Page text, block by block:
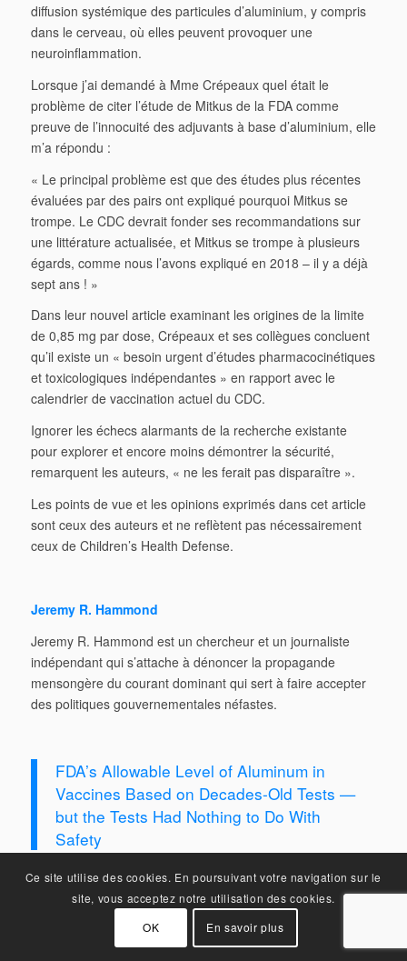
diffusion systémique des particules d’aluminium, y compris
dans le cerveau, où elles peuvent provoquer une
neuroinflammation.
Lorsque j’ai demandé à Mme Crépeaux quel était le
problème de citer l’étude de Mitkus de la FDA comme
preuve de l’innocuité des adjuvants à base d’aluminium, elle
m’a répondu :
« Le principal problème est que des études plus récentes
évaluées par des pairs ont expliqué pourquoi Mitkus se
trompe. Le CDC devrait fonder ses recommandations sur
une littérature actualisée, et Mitkus se trompe à plusieurs
égards, comme nous l’avons expliqué en 2018 – il y a déjà
sept ans ! »
Dans leur nouvel article examinant les origines de la limite
de 0,85 mg par dose, Crépeaux et ses collègues concluent
qu’il existe un « besoin urgent d’études pharmacocinétiques
et toxicologiques indépendantes » en rapport avec le
calendrier de vaccination actuel du CDC.
Ignorer les échecs alarmants de la recherche existante
pour explorer et encore moins démontrer la sécurité,
remarquent les auteurs, « ne les ferait pas disparaître ».
Les points de vue et les opinions exprimés dans cet article
sont ceux des auteurs et ne reflètent pas nécessairement
ceux de Children’s Health Defense.
Jeremy R. Hammond
Jeremy R. Hammond est un chercheur et un journaliste
indépendant qui s’attache à dénoncer la propagande
mensongère du courant dominant qui sert à faire accepter
des politiques gouvernementales néfastes.
FDA’s Allowable Level of Aluminum in
Vaccines Based on Decades-Old Tests —
but the Tests Had Nothing to Do With
Safety
Ce site utilise des cookies. En poursuivant votre navigation sur le
site, vous acceptez notre utilisation des cookies.
OK
En savoir plus